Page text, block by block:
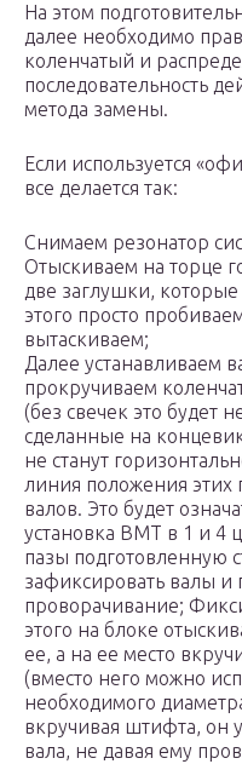
На этом
далее необходимо
коленчатый и
последовательность
метода замены.
Если используется
все делается так:
Снимаем резонатор
Отыскиваем на торце
две заглушки,
этого просто
вытаскиваем;
Далее устанавливаем
прокручиваем
(без свечек это будет
сделанные на
не станут
линия положения этих
валов. Это будет
установка ВМТ в 1 и 4
пазы подготовленную
зафиксировать валы и
проворачивание;
этого на блоке
ее, а на ее место
(вместо него можно
необходимого
вкручивая штифта, он
вала, не давая ему